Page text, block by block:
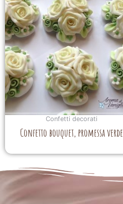
Confetti decorati
Confetto bouquet, promessa verde